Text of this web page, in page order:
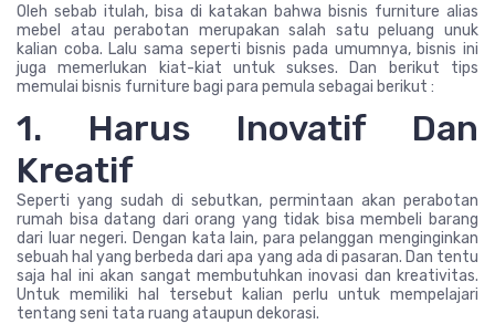
Oleh sebab itulah, bisa di katakan bahwa bisnis furniture alias
mebel atau perabotan merupakan salah satu peluang unuk
kalian coba. Lalu sama seperti bisnis pada umumnya, bisnis ini
juga memerlukan kiat-kiat untuk sukses. Dan berikut tips
memulai bisnis furniture bagi para pemula sebagai berikut :
1. Harus Inovatif Dan
Kreatif
Seperti yang sudah di sebutkan, permintaan akan perabotan
rumah bisa datang dari orang yang tidak bisa membeli barang
dari luar negeri. Dengan kata lain, para pelanggan menginginkan
sebuah hal yang berbeda dari apa yang ada di pasaran. Dan tentu
saja hal ini akan sangat membutuhkan inovasi dan kreativitas.
Untuk memiliki hal tersebut kalian perlu untuk mempelajari
tentang seni tata ruang ataupun dekorasi.